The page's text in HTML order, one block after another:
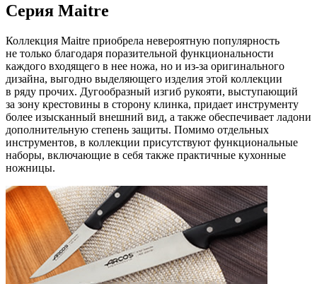
Серия Maitre
Коллекция Maitre приобрела невероятную популярность
не только благодаря поразительной функциональности
каждого входящего в нее ножа, но и из-за оригинального
дизайна, выгодно выделяющего изделия этой коллекции
в ряду прочих. Дугообразный изгиб рукояти, выступающий
за зону крестовины в сторону клинка, придает инструменту
более изысканный внешний вид, а также обеспечивает ладони
дополнительную степень защиты. Помимо отдельных
инструментов, в коллекции присутствуют функциональные
наборы, включающие в себя также практичные кухонные
ножницы.